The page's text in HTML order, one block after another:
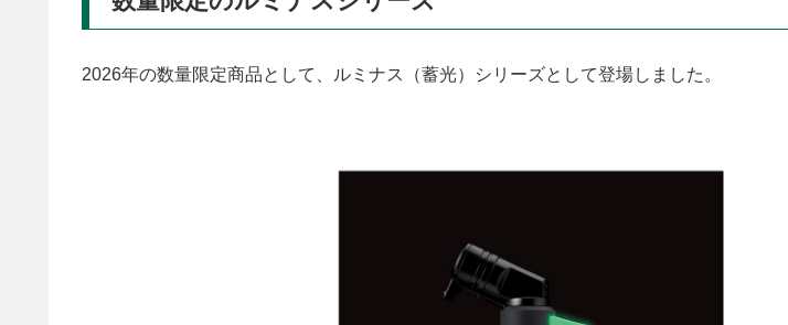
2026年の数量限定商品として、ルミナス（蓄光）シリーズとして登場しました。